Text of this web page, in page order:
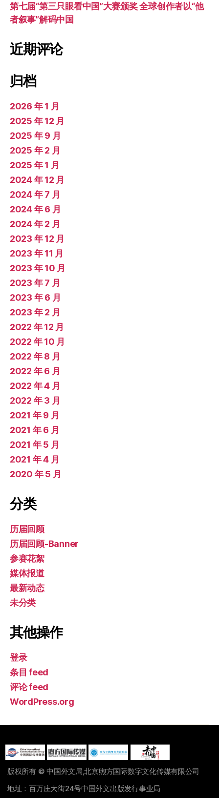
第七届“第三只眼看中国”大赛颁奖 全球创作者以“他
者叙事”解码中国
近期评论
归档
2026 年 1 月
2025 年 12 月
2025 年 9 月
2025 年 2 月
2025 年 1 月
2024 年 12 月
2024 年 7 月
2024 年 6 月
2024 年 2 月
2023 年 12 月
2023 年 11 月
2023 年 10 月
2023 年 7 月
2023 年 6 月
2023 年 2 月
2022 年 12 月
2022 年 10 月
2022 年 8 月
2022 年 6 月
2022 年 4 月
2022 年 3 月
2021 年 9 月
2021 年 6 月
2021 年 5 月
2021 年 4 月
2020 年 5 月
分类
历届回顾
历届回顾-Banner
参赛花絮
媒体报道
最新动态
未分类
其他操作
登录
条目 feed
评论 feed
WordPress.org
版权所有 © 中国外文局,北京煦方国际数字文化传媒有限公司
地址：百万庄大街24号中国外文出版发行事业局